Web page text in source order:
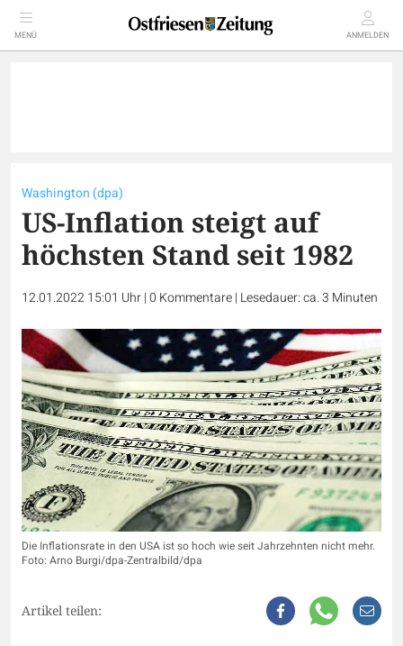
MENÜ ANMELDEN
Washington (dpa)
US-Inflation steigt auf
höchsten Stand seit 1982
12.01.2022 15:01 Uhr|0 Kommentare| Lesedauer: ca. 3 Minuten
Die Inflationsrate in den USA ist so hoch wie seit Jahrzehnten nicht mehr.
Foto: Arno Burgi/dpa-Zentralbild/dpa
Artikel teilen: